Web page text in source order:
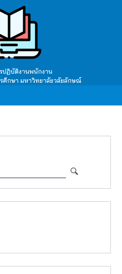
ปฏิบัติงานพนักงาน
ศึกษา มหาวิทยาลัยวลัยลักษณ์